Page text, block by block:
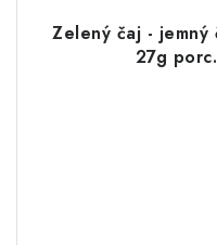
Zelený čaj - jemný
27g porc.